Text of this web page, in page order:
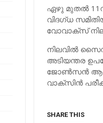
ഏ​​ഴു മു​​ത​​ല്‍
വി​​ദ​​ഗ്​​​ധ
വോ​​വാ​​ക്​​​സ്​
നി​​ല​​വി​​ല്‍
അ​​ടി​​യ​​ന്ത​​ര
ജോ​​ണ്‍​​സ​​ന്‍
വാ​​ക്​​​സി​​ന്‍
SHARE THIS